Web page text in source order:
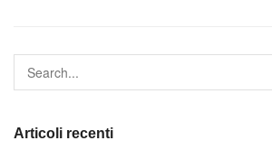
Articoli recenti